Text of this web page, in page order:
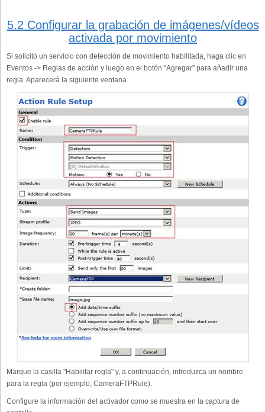
5.2 Configurar la grabación de imágenes/vídeos
activada por movimiento
Si solicitó un servicio con detección de movimiento habilitada, haga clic en
Eventos -> Reglas de acción y luego en el botón "Agregar" para añadir una
regla. Aparecerá la siguiente ventana.
Marque la casilla "Habilitar regla" y, a continuación, introduzca un nombre
para la regla (por ejemplo, CameraFTPRule).
Configure la información del activador como se muestra en la captura de